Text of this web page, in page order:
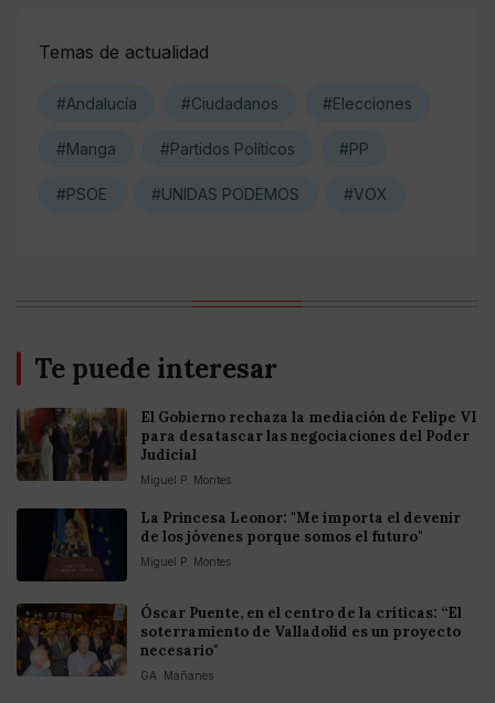
Temas de actualidad
#Andalucía #Ciudadanos #Elecciones
#Manga #Partidos Políticos #PP
#PSOE #UNIDAS PODEMOS #VOX
Te puede interesar
El Gobierno rechaza la mediación de Felipe VI
para desatascar las negociaciones del Poder
Judicial
Miguel P. Montes
La Princesa Leonor: "Me importa el devenir
de los jóvenes porque somos el futuro"
Miguel P. Montes
Óscar Puente, en el centro de la críticas: “El
soterramiento de Valladolid es un proyecto
necesario"
GA. Mañanes